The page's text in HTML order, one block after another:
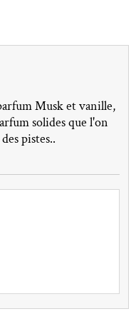
Musk et vanille,
solides que l'on
pistes..